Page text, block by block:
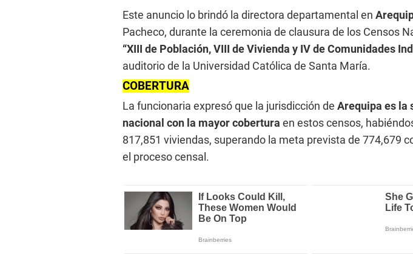
Este anuncio lo brindó la directora departamental en
Pacheco, durante la ceremonia de clausura de los Censos
“XIII de Población, VIII de Vivienda y IV de Comunidades
auditorio de la Universidad Católica de Santa María.
COBERTURA
La funcionaria expresó que la jurisdicción de Arequipa es la
nacional con la mayor cobertura en estos censos,
817,851 viviendas, superando la meta prevista de 774,679
el proceso censal.